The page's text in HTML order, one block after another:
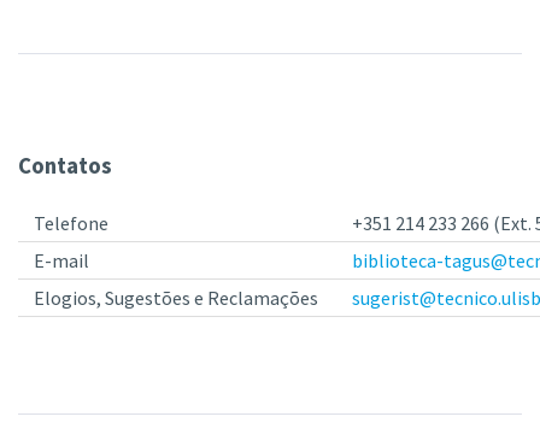
Contatos
Telefone
+351 214 233 266 (Ext.
E-mail
biblioteca-
Elogios, Sugestões e Reclamações